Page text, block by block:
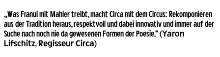
„Was Franui mit Mahler treibt, macht Circa mit dem Circus: Rekomponieren
aus der Tradition heraus, respektvoll und dabei innovativ und immer auf der
Suche nach noch nie da gewesenen Formen der Poesie.“(Yaron
Lifschitz, Regisseur Circa)